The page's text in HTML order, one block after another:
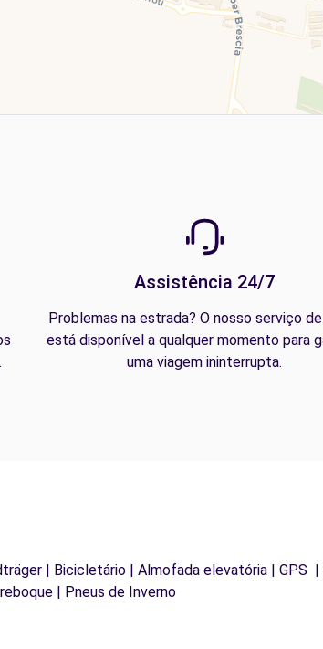
Assistência 24/7
Problemas na estrada? O nosso serviço
está disponível a qualquer momento para
uma viagem ininterrupta.
| Bicicletário | Almofada elevatória |
| Pneus de Inverno